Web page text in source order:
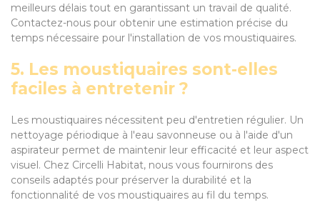
meilleurs délais tout en garantissant un travail de qualité.
Contactez-nous pour obtenir une estimation précise du
temps nécessaire pour l'installation de vos moustiquaires.
5. Les moustiquaires sont-elles
faciles à entretenir ?
Les moustiquaires nécessitent peu d'entretien régulier. Un
nettoyage périodique à l'eau savonneuse ou à l'aide d'un
aspirateur permet de maintenir leur efficacité et leur aspect
visuel. Chez Circelli Habitat, nous vous fournirons des
conseils adaptés pour préserver la durabilité et la
fonctionnalité de vos moustiquaires au fil du temps.